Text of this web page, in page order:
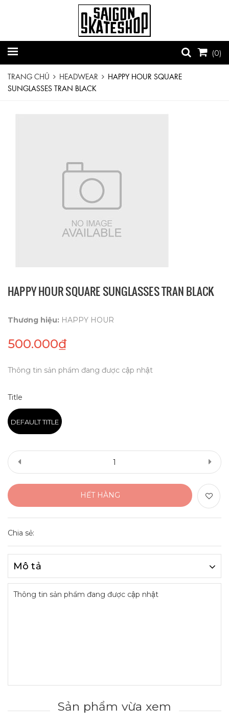
(0)
TRANG CHỦ HEADWEAR
HAPPY HOUR SQUARE
SUNGLASSES TRAN BLACK
HAPPY HOUR SQUARE SUNGLASSES TRAN BLACK
Thương hiệu: HAPPY HOUR
500.000₫
Thông tin sản phẩm đang được cập nhật
Title
DEFAULT TITLE
HẾT HÀNG
Chia sẻ:
Mô tả
Thông tin sản phẩm đang được cập nhật
Sản phẩm vừa xem